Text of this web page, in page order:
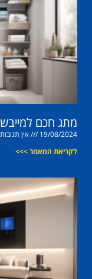
מתג חכם
19/08/2024
אין תגובות
לקריאת המאמר >>>